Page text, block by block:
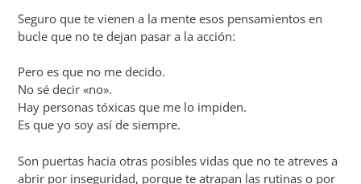
Seguro que te vienen a la mente esos pensamientos en
bucle que no te dejan pasar a la acción:
Pero es que no me decido.
No sé decir «no».
Hay personas tóxicas que me lo impiden.
Es que yo soy así de siempre.
Son puertas hacia otras posibles vidas que no te atreves a
abrir por inseguridad, porque te atrapan las rutinas o por